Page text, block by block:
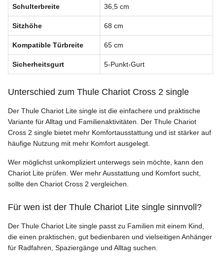
Schulterbreite 36,5 cm
Sitzhöhe 68 cm
Kompatible Türbreite 65 cm
Sicherheitsgurt 5-Punkt-Gurt
Unterschied zum Thule Chariot Cross 2 single
Der Thule Chariot Lite single ist die einfachere und praktische
Variante für Alltag und Familienaktivitäten. Der Thule Chariot
Cross 2 single bietet mehr Komfortausstattung und ist stärker auf
häufige Nutzung mit mehr Komfort ausgelegt.
Wer möglichst unkompliziert unterwegs sein möchte, kann den
Chariot Lite prüfen. Wer mehr Ausstattung und Komfort sucht,
sollte den Chariot Cross 2 vergleichen.
Für wen ist der Thule Chariot Lite single sinnvoll?
Der Thule Chariot Lite single passt zu Familien mit einem Kind,
die einen praktischen, gut bedienbaren und vielseitigen Anhänger
für Radfahren, Spaziergänge und Alltag suchen.